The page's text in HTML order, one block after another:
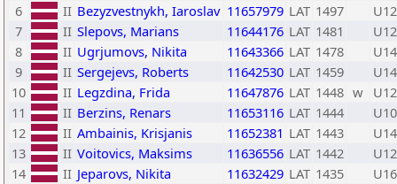
6
II Bezyzvestnykh, Iaroslav 11657979 LAT 1497
U12
7
II Slepovs, Marians 11644176 LAT 1481
U12
8
II Ugrjumovs, Nikita 11643366 LAT 1478
U14
9
II Sergejevs, Roberts 11642530 LAT 1459
U14
10
II Legzdina, Frida 11647876 LAT 1448 w U12
11
II Berzins, Renars 11653116 LAT 1444
U10
12
II Ambainis, Krisjanis 11652381 LAT 1443
U14
13
II Voitovics, Maksims 11636556 LAT 1442
U12
14
II Jeparovs, Nikita 11632429 LAT 1435
U16